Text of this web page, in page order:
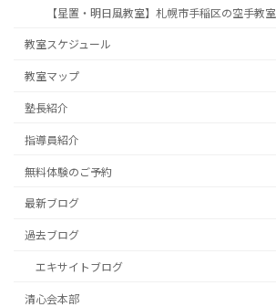
【星置・明日風教室】札幌市手稲区の空手教室
教室スケジュール
教室マップ
塾長紹介
指導員紹介
無料体験のご予約
最新ブログ
過去ブログ
エキサイトブログ
清心会本部